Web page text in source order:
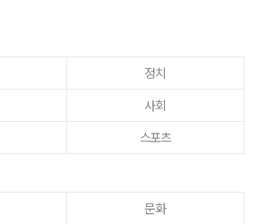
정치
사회
스포츠
문화